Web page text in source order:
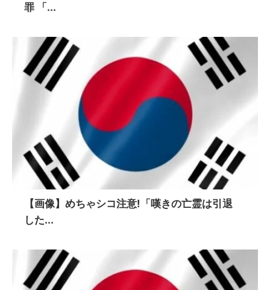
罪 「...
【画像】めちゃシコ注意!「嘆きの亡霊は引退
した...